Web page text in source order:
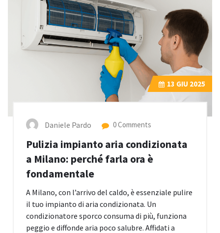
13 GIU 2025
Daniele Pardo 0 Comments
Pulizia impianto aria condizionata
a Milano: perché farla ora è
fondamentale
A Milano, con l’arrivo del caldo, è essenziale pulire
il tuo impianto di aria condizionata. Un
condizionatore sporco consuma di più, funziona
peggio e diffonde aria poco salubre. Affidati a